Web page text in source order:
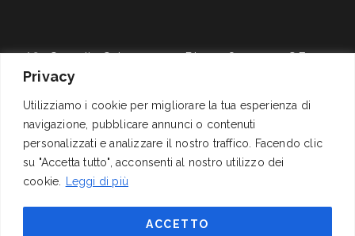
Privacy
Utilizziamo i cookie per migliorare la tua esperienza di
navigazione, pubblicare annunci o contenuti
personalizzati e analizzare il nostro traffico. Facendo clic
su "Accetta tutto", acconsenti al nostro utilizzo dei
cookie.
Leggi di più
ACCETTO
Via Cornelio Celso, 11
00161 Roma
mail@izi.it
pec: izispa@pec.wmail.it
P.I. 01278311004 – C.F.
C.C.I.A.A. 311291 (REA),
Cap. Soc. Euro
200.000,00 i.v.
SEGUICI SU